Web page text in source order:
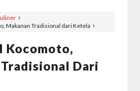
Makanan Tradisional dari Ketela
Kocomoto,
Dari